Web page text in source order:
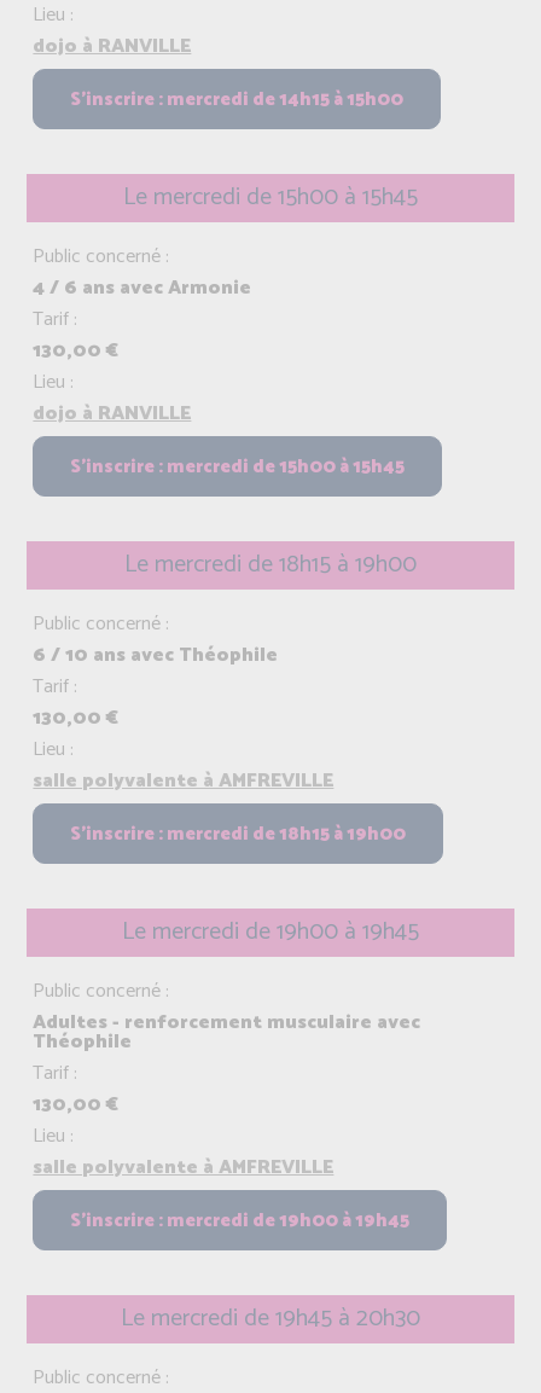
Lieu :
dojo à RANVILLE
Le mercredi de 15h00 à 15h45
Public concerné :
4 / 6 ans avec Armonie
Tarif :
130,00 €
Lieu :
dojo à RANVILLE
Le mercredi de 18h15 à 19h00
Public concerné :
6 / 10 ans avec Théophile
Tarif :
130,00 €
Lieu :
salle polyvalente à AMFREVILLE
Le mercredi de 19h00 à 19h45
Public concerné :
Adultes - renforcement musculaire avec
Théophile
Tarif :
130,00 €
Lieu :
salle polyvalente à AMFREVILLE
Le mercredi de 19h45 à 20h30
Public concerné :